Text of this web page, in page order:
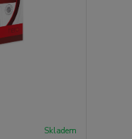
Skladem